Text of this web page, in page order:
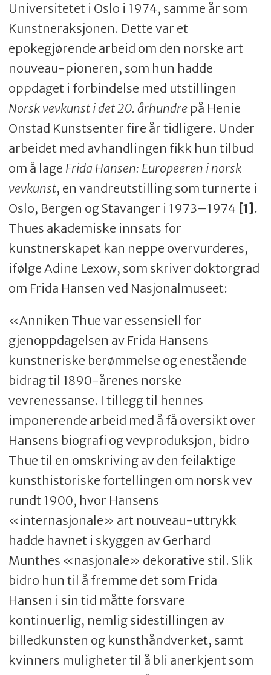
Universitetet i Oslo i 1974, samme år som
Kunstneraksjonen. Dette var et
epokegjørende arbeid om den norske art
nouveau-pioneren, som hun hadde
oppdaget i forbindelse med utstillingen
Norsk vevkunst i det 20. århundrepå Henie
Onstad Kunstsenter fire år tidligere. Under
arbeidet med avhandlingen fikk hun tilbud
om å lage Frida Hansen: Europeeren i norsk
vevkunst, en vandreutstilling som turnerte i
Oslo, Bergen og Stavanger i 1973–1974 [1] .
Thues akademiske innsats for
kunstnerskapet kan neppe overvurderes,
ifølge Adine Lexow, som skriver doktorgrad
om Frida Hansen ved Nasjonalmuseet:
«Anniken Thue var essensiell for
gjenoppdagelsen av Frida Hansens
kunstneriske berømmelse og enestående
bidrag til 1890-årenes norske
vevrenessanse. I tillegg til hennes
imponerende arbeid med å få oversikt over
Hansens biografi og vevproduksjon, bidro
Thue til en omskriving av den feilaktige
kunsthistoriske fortellingen om norsk vev
rundt 1900, hvor Hansens
«internasjonale» art nouveau-uttrykk
hadde havnet i skyggen av Gerhard
Munthes «nasjonale» dekorative stil. Slik
bidro hun til å fremme det som Frida
Hansen i sin tid måtte forsvare
kontinuerlig, nemlig sidestillingen av
billedkunsten og kunsthåndverket, samt
kvinners muligheter til å bli anerkjent som